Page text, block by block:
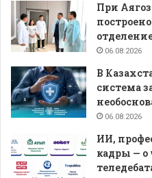
При
06.08.2026
В
система
06.08.2026
ИИ,
кадры — о